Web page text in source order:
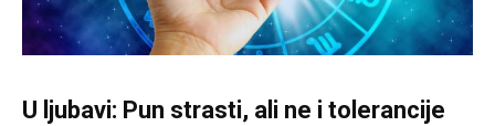
U ljubavi: Pun strasti, ali ne i tolerancije